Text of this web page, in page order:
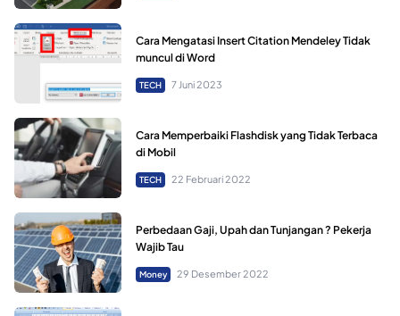
Cara Mengatasi Insert Citation Mendeley Tidak
muncul di Word
TECH 7 Juni 2023
Cara Memperbaiki Flashdisk yang Tidak Terbaca
di Mobil
TECH 22 Februari 2022
Perbedaan Gaji, Upah dan Tunjangan ? Pekerja
Wajib Tau
Money 29 Desember 2022